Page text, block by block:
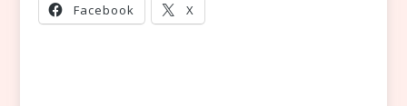
Facebook
X